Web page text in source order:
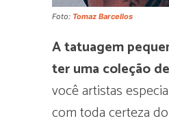
Foto: Tomaz Barcellos
A tatuagem
ter uma coleção
você artistas
com toda certeza